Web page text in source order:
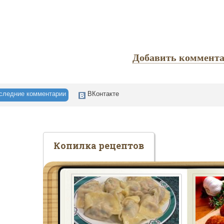
Добавить
комментарии ВКонтакте
Копилка рецептов